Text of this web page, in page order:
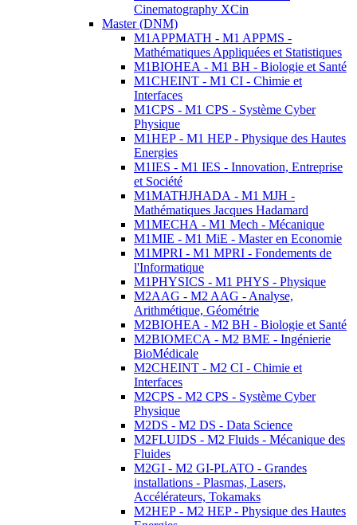
Cinematography XCin
Master (DNM)
M1APPMATH - M1 APPMS -
Mathématiques Appliquées et Statistiques
M1BIOHEA - M1 BH - Biologie et Santé
M1CHEINT - M1 CI - Chimie et
Interfaces
M1CPS - M1 CPS - Système Cyber
Physique
M1HEP - M1 HEP - Physique des Hautes
Energies
M1IES - M1 IES - Innovation, Entreprise
et Société
M1MATHJHADA - M1 MJH -
Mathématiques Jacques Hadamard
M1MECHA - M1 Mech - Mécanique
M1MIE - M1 MiE - Master en Economie
M1MPRI - M1 MPRI - Fondements de
l'Informatique
M1PHYSICS - M1 PHYS - Physique
M2AAG - M2 AAG - Analyse,
Arithmétique, Géométrie
M2BIOHEA - M2 BH - Biologie et Santé
M2BIOMECA - M2 BME - Ingénierie
BioMédicale
M2CHEINT - M2 CI - Chimie et
Interfaces
M2CPS - M2 CPS - Système Cyber
Physique
M2DS - M2 DS - Data Science
M2FLUIDS - M2 Fluids - Mécanique des
Fluides
M2GI - M2 GI-PLATO - Grandes
installations - Plasmas, Lasers,
Accélérateurs, Tokamaks
M2HEP - M2 HEP - Physique des Hautes